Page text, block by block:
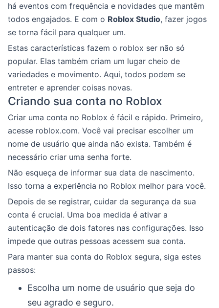
há eventos com frequência e novidades que mantêm
todos engajados. E com o Roblox Studio, fazer jogos
se torna fácil para qualquer um.
Estas características fazem o roblox ser não só
popular. Elas também criam um lugar cheio de
variedades e movimento. Aqui, todos podem se
entreter e aprender coisas novas.
Criando sua conta no Roblox
Criar uma conta no Roblox é fácil e rápido. Primeiro,
acesse roblox.com. Você vai precisar escolher um
nome de usuário que ainda não exista. Também é
necessário criar uma senha forte.
Não esqueça de informar sua data de nascimento.
Isso torna a experiência no Roblox melhor para você.
Depois de se registrar, cuidar da segurança da sua
conta é crucial. Uma boa medida é ativar a
autenticação de dois fatores nas configurações. Isso
impede que outras pessoas acessem sua conta.
Para manter sua conta do Roblox segura, siga estes
passos:
Escolha um nome de usuário que seja do
seu agrado e seguro.